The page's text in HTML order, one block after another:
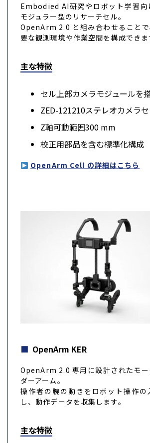
Embodied AI研究やロボット学習向
モジュラー型のリサーチセル。
OpenArm 2.0 と組み合わせること
要な観測環境や作業空間を構成できま
主な特徴
セル上部カメラモジュールを
ZED-121210ステレオカメラ
Z軸可動範囲300 mm
校正用部品を含む標準化構成
OpenArm Cell の詳細はこちら
OpenArm KER
OpenArm 2.0 専用に設計されたモ
ダーアーム。
操作者の腕の動きをロボット操作
し、動作データを収集します。
主な特徴